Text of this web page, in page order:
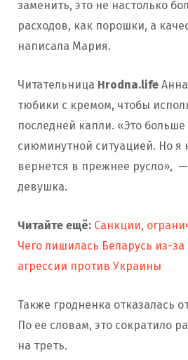
заменить, это не настолько
расходов, как порошки, а
написала Мария.
Читательница Hrodna.life
тюбики с кремом, чтобы
последней капли. «Это больше
сиюминутной ситуацией. Но я
вернется в прежнее русло»,
девушка.
Читайте ещё: Санкции,
Чего лишилась Беларусь из-за
агрессии против Украины
Также гродненка отказалась
По ее словам, это сократило
на треть.